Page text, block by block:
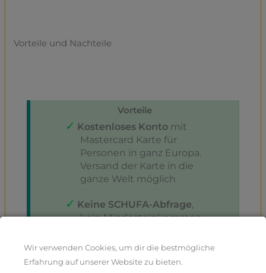
Vorteile und Nachteile
Vorteile
Kostenloses Konto mit
Mastercard Karte für
Personen in ganz Europa.
Versand der Karte in die
ganze Welt möglich
Keine SCHUFA-Abfrage,
kein Mindesteinkommen,
Einkommensnachweis
notwendig
Wir verwenden Cookies, um dir die bestmögliche
Erfahrung auf unserer Website zu bieten.